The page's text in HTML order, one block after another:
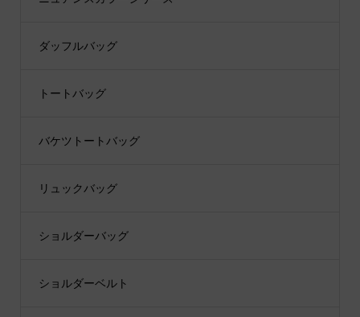
ダッフルバッグ
トートバッグ
バケツトートバッグ
リュックバッグ
ショルダーバッグ
ショルダーベルト